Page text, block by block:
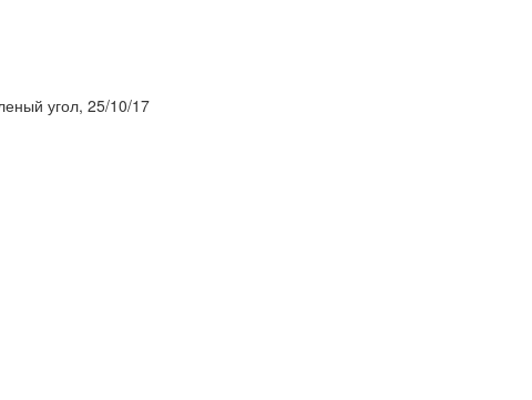
угол, 25/10/17